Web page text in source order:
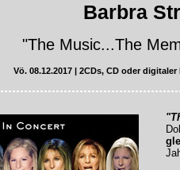
Barbra
"The Music...The
Vö. 08.12.2017 | 2CDs, CD oder